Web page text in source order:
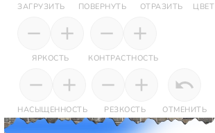
ЗАГРУЗИТЬ ПОВЕРНУТЬ ОТРАЗИТЬ ЦВЕТ
ЯРКОСТЬ КОНТРАСТНОСТЬ
НАСЫЩЕННОСТЬ РЕЗКОСТЬ ОТМЕНИТЬ